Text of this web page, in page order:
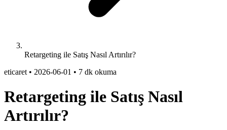
Retargeting ile Satış Nasıl Artırılır?
eticaret • 2026-06-01 • 7 dk okuma
Retargeting ile Satış Nasıl
Artırılır?